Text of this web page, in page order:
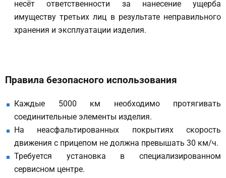
несёт ответственности за нанесение ущерба
имуществу третьих лиц в результате неправильного
хранения и эксплуатации изделия.
Правила безопасного использования
Каждые 5000 км необходимо протягивать
соединительные элементы изделия.
На неасфальтированных покрытиях скорость
движения с прицепом не должна превышать 30 км/ч.
Требуется установка в специализированном
сервисном центре.